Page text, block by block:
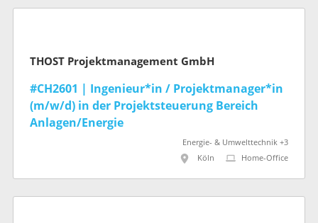
THOST Projektmanagement GmbH
#CH2601 | Ingenieur*in / Projektmanager*in
(m/w/d) in der Projektsteuerung Bereich
Anlagen/Energie
Energie- & Umwelttechnik +3
Köln
Home-Office